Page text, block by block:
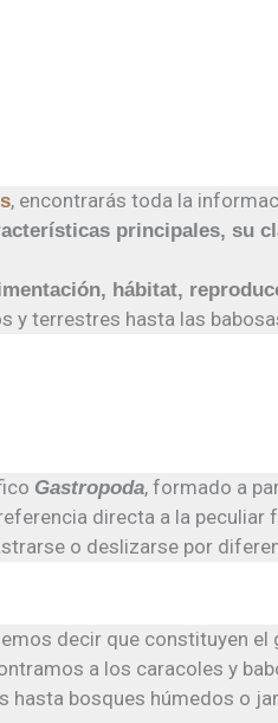
, encontrarás toda la
principales, su
hábitat,
y terrestres hasta las
Gastropoda, formado a
directa a la
o deslizarse por
decir que constituyen
a los caracoles y
hasta bosques húmedos o